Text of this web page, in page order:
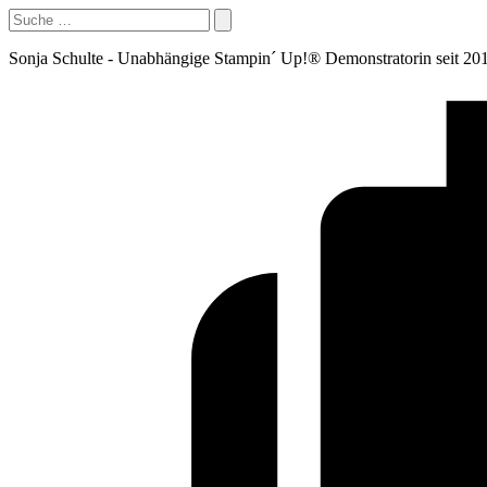
Sonja Schulte - Unabhängige Stampin´ Up!® Demonstratorin seit